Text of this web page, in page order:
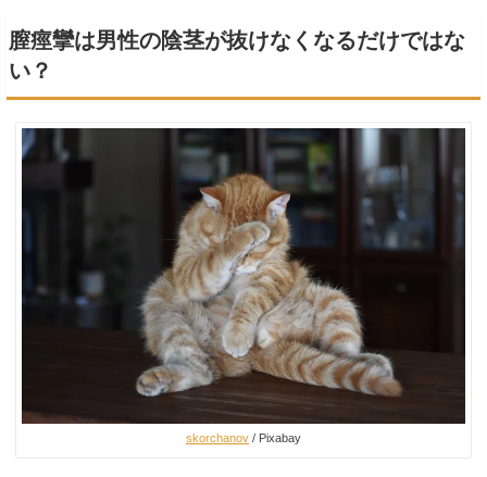
膣痙攣は男性の陰茎が抜けなくなるだけではな
い？
skorchanov / Pixabay